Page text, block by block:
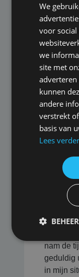
verzoek
Jeroen is
het
M via
Datum:
Ik ben
nam de
geduldig
in mijn
We
voor
we
site met
adverteren
kunnen
andere
verstrekt
basis van
Lees verder